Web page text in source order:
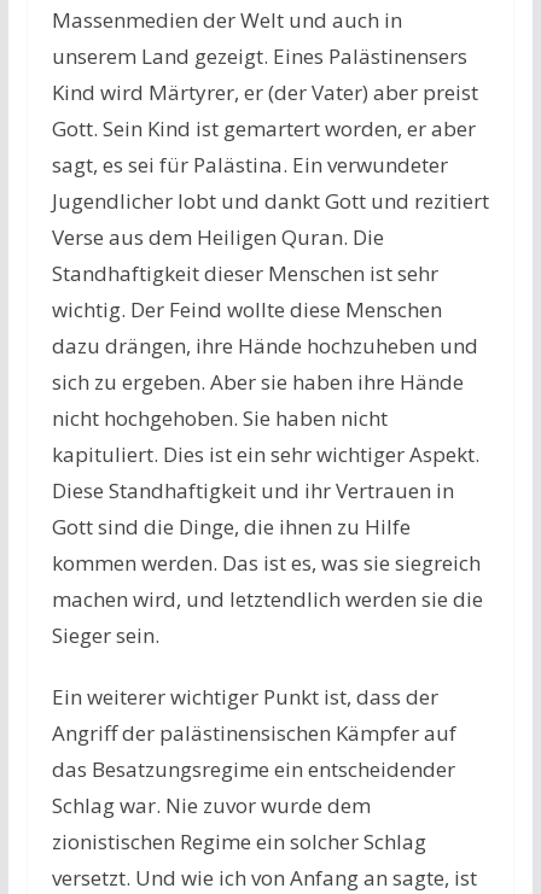
Massenmedien der Welt und auch in
unserem Land gezeigt. Eines Palästinensers
Kind wird Märtyrer, er (der Vater) aber preist
Gott. Sein Kind ist gemartert worden, er aber
sagt, es sei für Palästina. Ein verwundeter
Jugendlicher lobt und dankt Gott und rezitiert
Verse aus dem Heiligen Quran. Die
Standhaftigkeit dieser Menschen ist sehr
wichtig. Der Feind wollte diese Menschen
dazu drängen, ihre Hände hochzuheben und
sich zu ergeben. Aber sie haben ihre Hände
nicht hochgehoben. Sie haben nicht
kapituliert. Dies ist ein sehr wichtiger Aspekt.
Diese Standhaftigkeit und ihr Vertrauen in
Gott sind die Dinge, die ihnen zu Hilfe
kommen werden. Das ist es, was sie siegreich
machen wird, und letztendlich werden sie die
Sieger sein.
Ein weiterer wichtiger Punkt ist, dass der
Angriff der palästinensischen Kämpfer auf
das Besatzungsregime ein entscheidender
Schlag war. Nie zuvor wurde dem
zionistischen Regime ein solcher Schlag
versetzt. Und wie ich von Anfang an sagte, ist